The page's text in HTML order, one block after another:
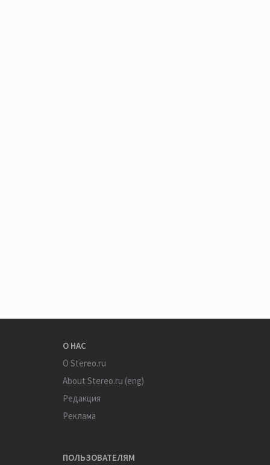
О НАС
О Stereo.ru
About Stereo.ru (eng)
Редакция
Реклама
ПОЛЬЗОВАТЕЛЯМ